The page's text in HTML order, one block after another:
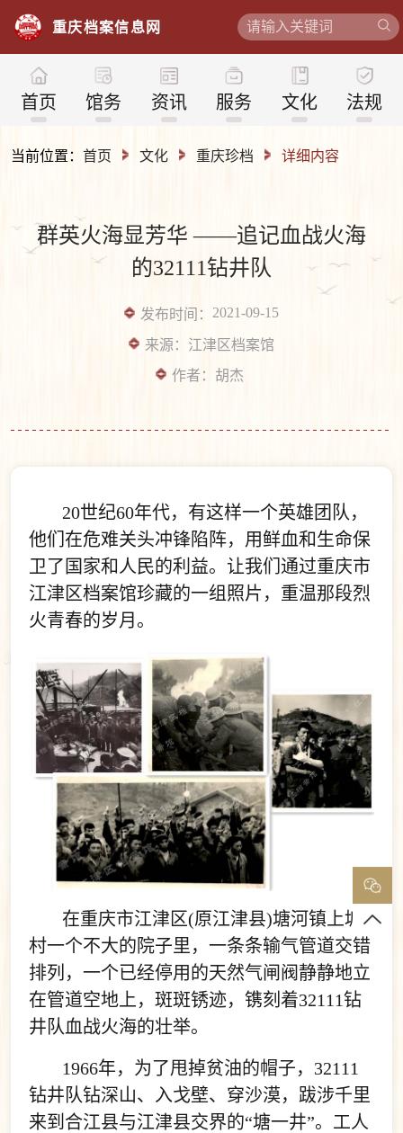
首页 馆务 资讯
重庆档案信息 网
服务 文化 法规
当前位置： 首页 文化 重庆珍档 详细内容
群英火海显芳华 ——追记血战火海
的32111钻井队
发布时间： 2021-09-15
来源： 江津区档案馆
作者： 胡杰
20世纪60年代，有这样一个英雄团队，
他们在危难关头冲锋陷阵，用鲜血和生命保
卫了国家和人民的利益。让我们通过重庆市
江津区档案馆珍藏的一组照片，重温那段烈
火青春的岁月。
在重庆市江津区(原江津县)塘河镇上塘
村一个不大的院子里，一条条输气管道交错
排列，一个已经停用的天然气闸阀静静地立
在管道空地上，斑斑锈迹，镌刻着32111钻
井队血战火海的壮举。
1966年，为了甩掉贫油的帽子，32111
钻井队钻深山、入戈壁、穿沙漠，跋涉千里
来到合江县与江津县交界的“塘一井”。工人